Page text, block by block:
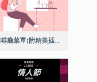
咖啡廳菜單(附精美插圖)